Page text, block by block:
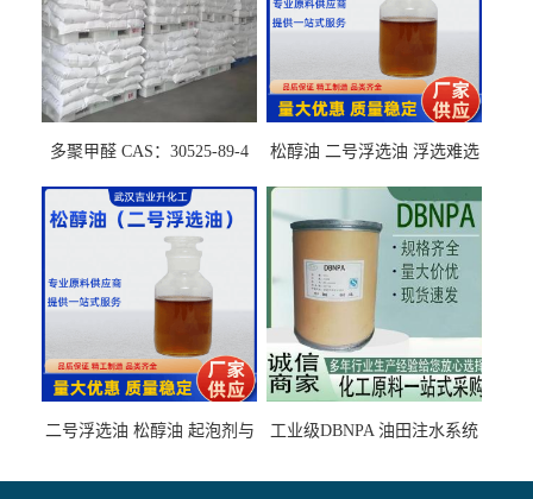
多聚甲醛 CAS：30525-89-4
松醇油 二号浮选油 浮选难选
二号浮选油 松醇油 起泡剂与
工业级DBNPA 油田注水系统